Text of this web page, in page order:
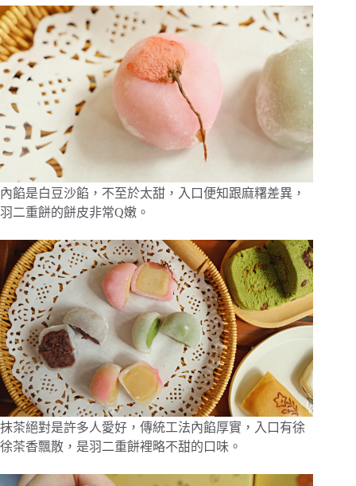
內餡是白豆沙餡，不至於太甜，入口便知跟麻糬差異，
羽二重餅的餅皮非常Q嫩。
抹茶絕對是許多人愛好，傳統工法內餡厚實，入口有徐
徐茶香飄散，是羽二重餅裡略不甜的口味。